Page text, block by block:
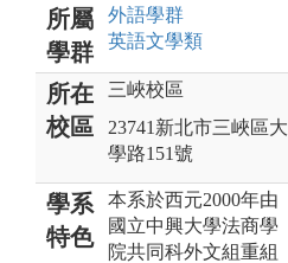
所屬
學群
外語學群
英語文學類
所在
校區
三峽校區
23741新北市三峽區大
學路151號
學系
特色
本系於西元2000年由
國立中興大學法商學
院共同科外文組重組